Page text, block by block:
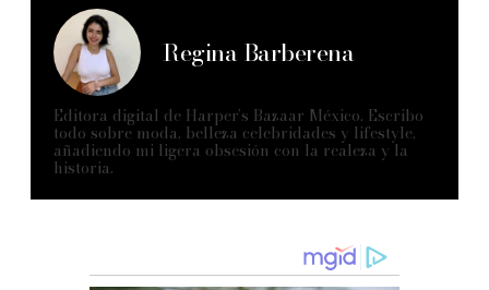
Regina Barberena
Editora digital de Harper’s Bazaar México. Escribo
todo sobre moda, belleza celebridades y lifestyle,
añadiendo mi ligera obsesión con la realeza y la
historia.